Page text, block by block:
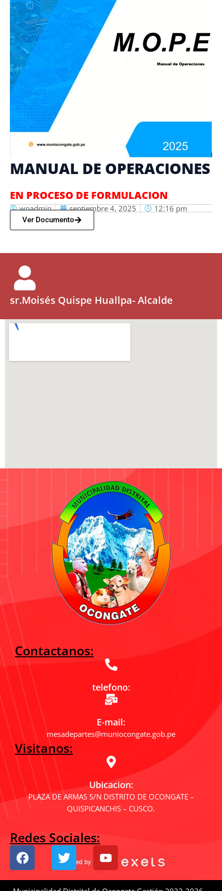
MANUAL DE OPERACIONES
EN PROCESO DE FORMULACION
wpadmin septiembre 4, 2025 12:16 pm
Ver Documento
sr.Moisés Quispe Huallpa- Alcalde
Contactanos:
telefono:
E-mail:
mesadepartes@muniocongate.gob.pe
Visitanos:
Ubicacion:
PLAZA DE ARMAS S/N DISTRITO DE OCONGATE –
QUISPICANCHIS – CUSCO.
Redes Sociales:
F
a
T
w
Y
o